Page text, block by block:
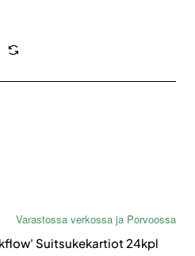
Varastossa verkossa ja Porvoossa
Suitsukekartiot 24kpl